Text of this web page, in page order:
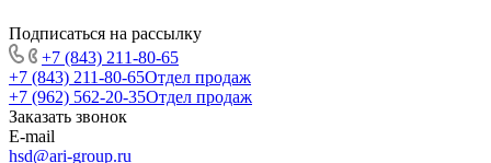
Подписаться на рассылку
+7 (843) 211-80-65
+7 (843) 211-80-65Отдел продаж
+7 (962) 562-20-35Отдел продаж
Заказать звонок
E-mail
hsd@ari-group.ru